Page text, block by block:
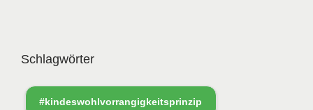
Schlagwörter
#kindeswohlvorrangigkeitsprinzip